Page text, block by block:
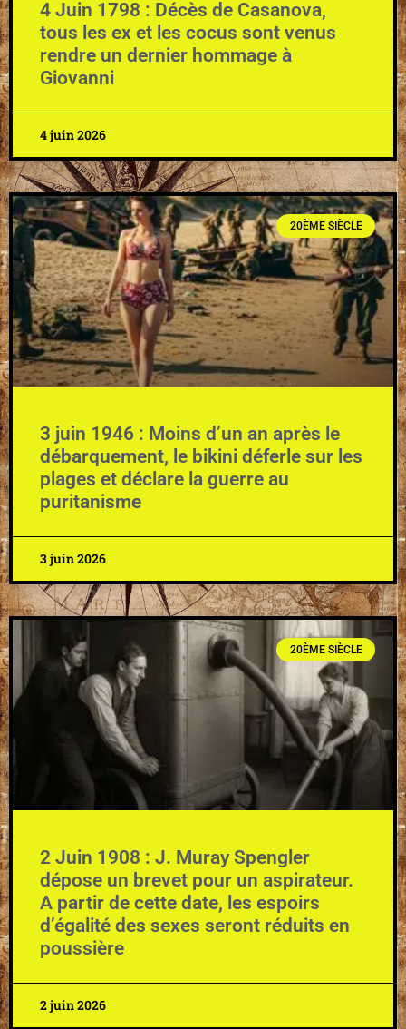
4 Juin 1798 : Décès de Casanova,
tous les ex et les cocus sont venus
rendre un dernier hommage à
Giovanni
4 juin 2026
20ÈME SIÈCLE
3 juin 1946 : Moins d’un an après le
débarquement, le bikini déferle sur les
plages et déclare la guerre au
puritanisme
3 juin 2026
20ÈME SIÈCLE
2 Juin 1908 : J. Muray Spengler
dépose un brevet pour un aspirateur.
A partir de cette date, les espoirs
d’égalité des sexes seront réduits en
poussière
2 juin 2026